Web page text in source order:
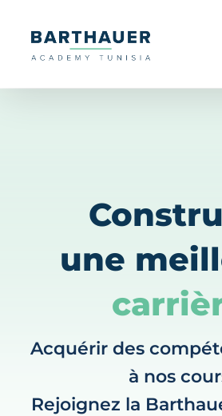
content
une
Acquérir des
à nos
Rejoignez la